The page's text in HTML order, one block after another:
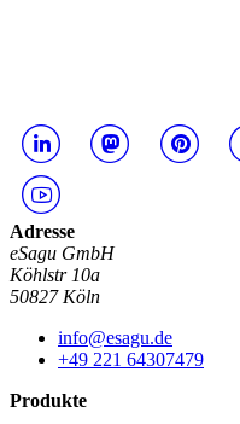
Adresse
eSagu GmbH
Köhlstr 10a
50827 Köln
info@esagu.de
+49 221 64307479
Produkte